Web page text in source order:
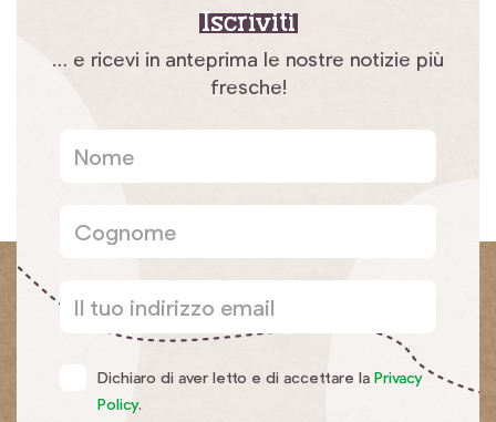
Iscriviti
… e ricevi in anteprima le nostre notizie più
fresche!
Dichiaro di aver letto e di accettare la Privacy
Policy.